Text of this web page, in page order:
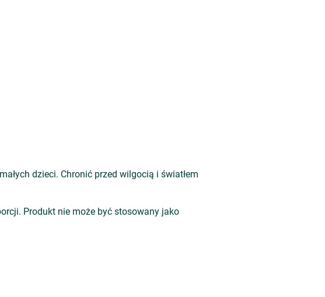
dzieci. Chronić przed wilgocią i światłem
Produkt nie może być stosowany jako